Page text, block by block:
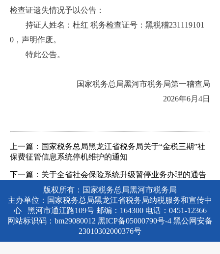
检查证遗失情况予以公告：
持证人姓名：杜红 税务检查证号：黑税稽231119101
0，声明作废。
特此公告。
国家税务总局黑河市税务局第一稽查局
2026年6月4日
上一篇：国家税务总局黑龙江省税务局关于“金税三期”社
保费征管信息系统停机维护的通知
下一篇：关于全省社会保险系统升级暂停业务办理的通告
版权所有：国家税务总局黑河市税务局
主办单位：国家税务总局黑龙江省税务局纳税服务和宣传中
心 黑河市通江路109号 邮编：164300 电话：0451-12366
网站标识码：bm29080012 黑ICP备05000790号-4 黑公网安备
23010302000376号